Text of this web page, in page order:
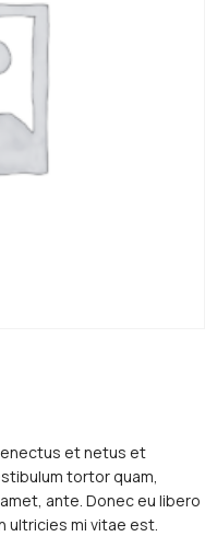
et netus et
tortor quam,
ante. Donec eu libero
ultricies mi vitae est.